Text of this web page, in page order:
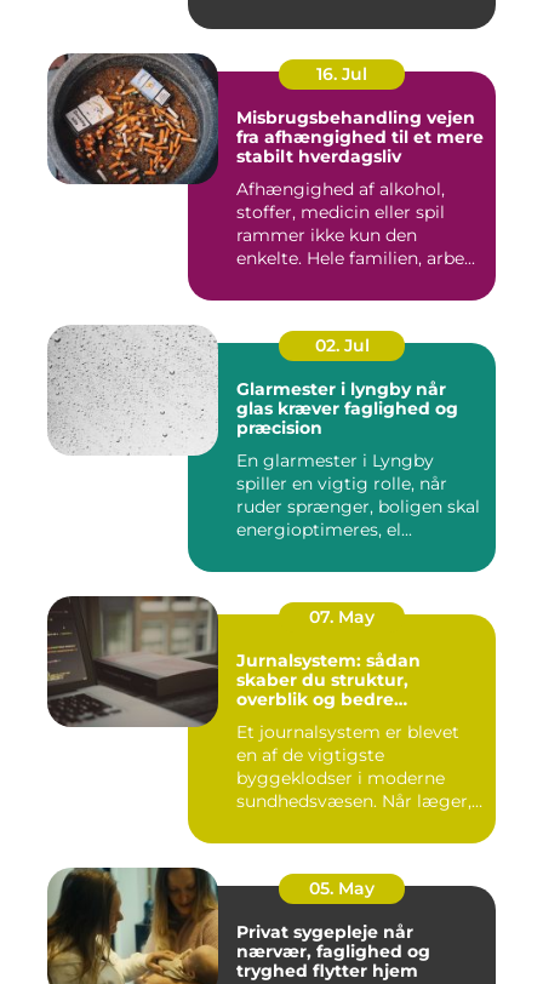
16. Jul
Misbrugsbehandling vejen
fra afhængighed til et mere
stabilt hverdagsliv
Afhængighed af alkohol,
stoffer, medicin eller spil
rammer ikke kun den
enkelte. Hele familien, arbe...
02. Jul
Glarmester i lyngby når
glas kræver faglighed og
præcision
En glarmester i Lyngby
spiller en vigtig rolle, når
ruder sprænger, boligen skal
energioptimeres, el...
07. May
Jurnalsystem: sådan
skaber du struktur,
overblik og bedre
Et journalsystem er blevet
en af de vigtigste
byggeklodser i moderne
sundhedsvæsen. Når læger,
05. May
Privat sygepleje når
nærvær, faglighed og
tryghed flytter hjem